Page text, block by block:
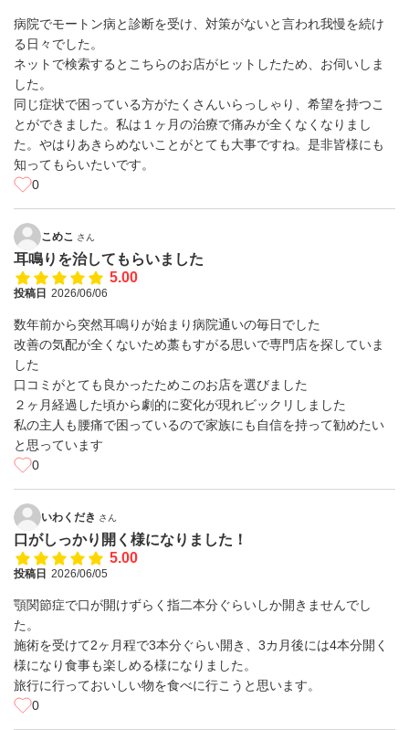
病院でモートン病と診断を受け、対策がないと言われ我慢を続け
る日々でした。
ネットで検索するとこちらのお店がヒットしたため、お伺いしま
した。
同じ症状で困っている方がたくさんいらっしゃり、希望を持つこ
とができました。私は１ヶ月の治療で痛みが全くなくなりまし
た。やはりあきらめないことがとても大事ですね。是非皆様にも
知ってもらいたいです。
0
こめこ さん
耳鳴りを治してもらいました
5.00
投稿日 2026/06/06
数年前から突然耳鳴りが始まり病院通いの毎日でした
改善の気配が全くないため藁もすがる思いで専門店を探していま
した
口コミがとても良かったためこのお店を選びました
２ヶ月経過した頃から劇的に変化が現れビックリしました
私の主人も腰痛で困っているので家族にも自信を持って勧めたい
と思っています
0
いわくだき さん
口がしっかり開く様になりました！
5.00
投稿日 2026/06/05
顎関節症で口が開けずらく指二本分ぐらいしか開きませんでし
た。
施術を受けて2ヶ月程で3本分ぐらい開き、3カ月後には4本分開く
様になり食事も楽しめる様になりました。
旅行に行っておいしい物を食べに行こうと思います。
0